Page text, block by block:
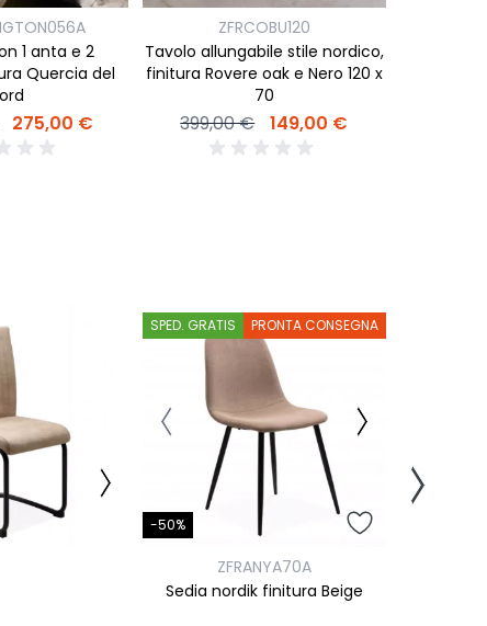
1 anta e 2
Quercia del
275,00 €
ZFRCOBU120
Tavolo allungabile stile nordico,
finitura Rovere oak e Nero 120 x
70
399,00 € 149,00 €
SPED. GRATIS PRONTA CONSEGNA
-50%
ZFRANYA70A
Sedia nordik finitura Beige